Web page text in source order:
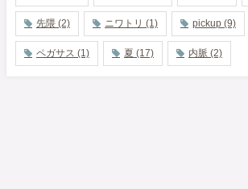
先隈 (2) ニワトリ (1) pickup (9)
ペガサス (1) 夏 (17) 内脈 (2)